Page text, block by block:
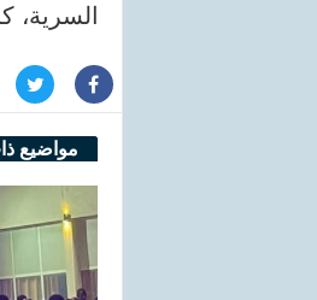
السرية،
مواضيع